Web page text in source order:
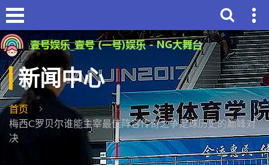
新闻中心
首页
梅西C罗贝尔谁能主宰最佳阵容传奇之争足球历史的巅峰对
决